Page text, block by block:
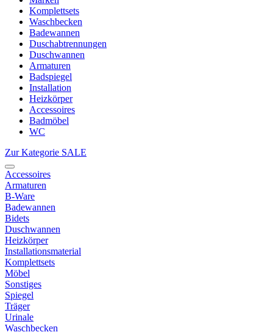
Komplettsets
Waschbecken
Badewannen
Duschabtrennungen
Duschwannen
Armaturen
Badspiegel
Installation
Heizkörper
Accessoires
Badmöbel
WC
Zur Kategorie SALE
Accessoires
Armaturen
B-Ware
Badewannen
Bidets
Duschwannen
Heizkörper
Installationsmaterial
Komplettsets
Möbel
Sonstiges
Spiegel
Träger
Urinale
Waschbecken